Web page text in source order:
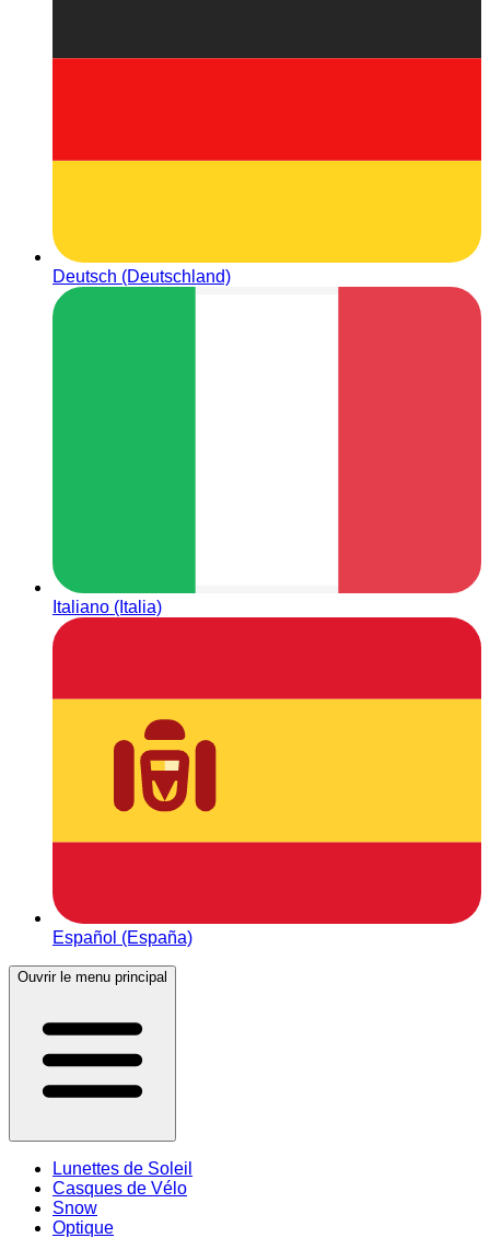
Deutsch (Deutschland)
Italiano (Italia)
Español (España)
Ouvrir le menu principal
Lunettes de Soleil
Casques de Vélo
Snow
Optique